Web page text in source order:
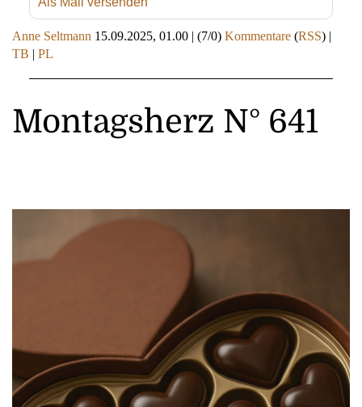
Anne Seltmann 15.09.2025, 01.00 | (7/0) Kommentare (RSS) |
TB | PL
Montagsherz N° 641